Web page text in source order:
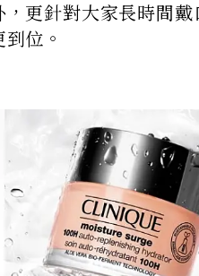
更針對大家長時間
位。